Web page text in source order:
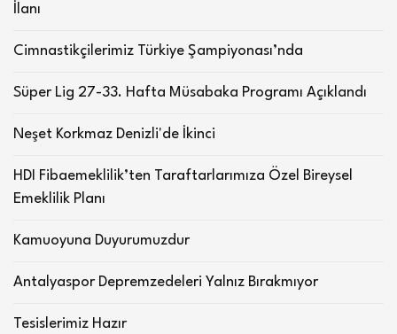
İlanı
Cimnastikçilerimiz Türkiye Şampiyonası’nda
Süper Lig 27-33. Hafta Müsabaka Programı Açıklandı
Neşet Korkmaz Denizli'de İkinci
HDI Fibaemeklilik’ten Taraftarlarımıza Özel Bireysel
Emeklilik Planı
Kamuoyuna Duyurumuzdur
Antalyaspor Depremzedeleri Yalnız Bırakmıyor
Tesislerimiz Hazır